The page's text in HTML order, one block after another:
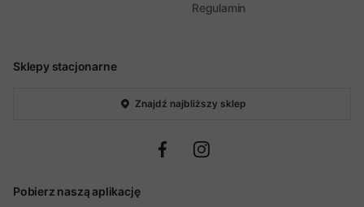
Sklepy stacjonarne
Znajdź najbliższy sklep
Pobierz naszą aplikację
Regulamin